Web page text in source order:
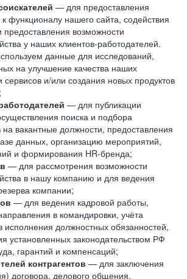
— для предоставления
функционалу нашего сайта, содействия
предоставления возможности
у наших клиентов-работодателей.
данные для исследований,
на улучшение качества наших
сервисов и/или создания новых продуктов
— для публикации
поиска и подбора
на вакантные должности, предоставления
данных, организацию мероприятий,
и формирования HR-бренда;
— для рассмотрения возможности
в нашу компанию и для ведения
компании;
— для ведения кадровой работы,
в командировки, учёта
исполнения должностных обязанностей,
установленных законодательством РФ
гарантий и компенсаций;
контрагентов — для заключения
договора, делового общения,